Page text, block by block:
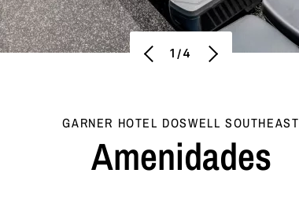
1/4
GARNER HOTEL DOSWELL SOUTHEAST
Amenidades